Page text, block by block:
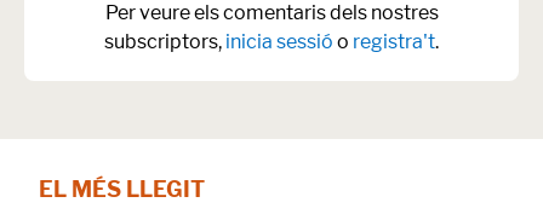
Per veure els comentaris dels nostres
subscriptors, inicia sessió o registra't.
EL MÉS LLEGIT